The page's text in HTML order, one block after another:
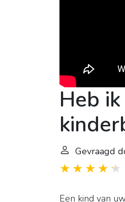
Heb
Gevraagd
Een kind van